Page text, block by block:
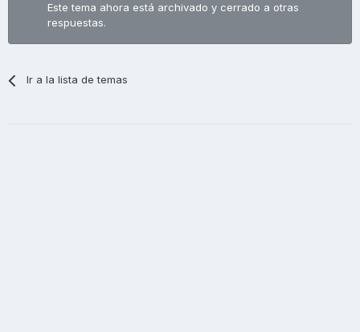
Este tema ahora está archivado y cerrado a otras
respuestas.
Ir a la lista de temas